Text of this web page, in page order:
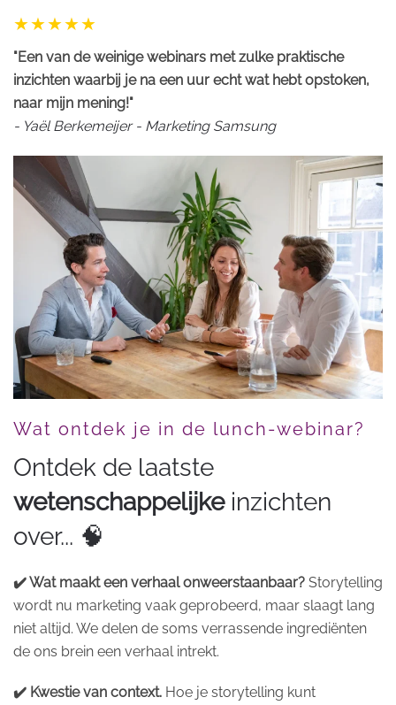
"Een van de weinige webinars met zulke praktische
inzichten waarbij je na een uur echt wat hebt opstoken,
naar mijn mening!"
- Yaël Berkemeijer - Marketing Samsung
Wat ontdek je in de lunch-webinar?
Ontdek de laatste
wetenschappelijkeinzichten
over... 🧠
✔️ Wat maakt een verhaal onweerstaanbaar? Storytelling
wordt nu marketing vaak geprobeerd, maar slaagt lang
niet altijd. We delen de soms verrassende ingrediënten
de ons brein een verhaal intrekt.
✔️ Kwestie van context. Hoe je storytelling kunt